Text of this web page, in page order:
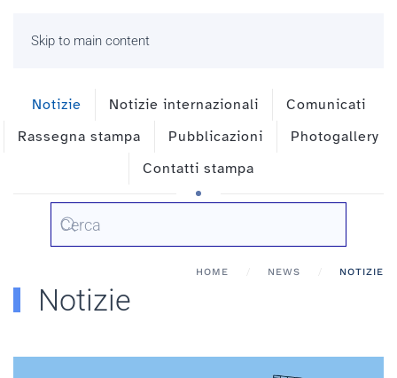
Skip to main content
Notizie Notizie internazionali
Comunicati
Rassegna stampa
Pubblicazioni
Photogallery
Contatti stampa
HOME NEWS NOTIZIE
Notizie